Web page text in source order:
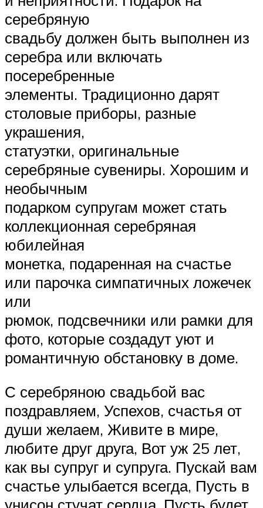
серебряную
свадьбу должен быть выполнен из
серебра или включать
посеребренные
элементы. Традиционно дарят
столовые приборы, разные
украшения,
статуэтки, оригинальные
серебряные сувениры. Хорошим и
необычным
подарком супругам может стать
коллекционная серебряная
юбилейная
монетка, подаренная на счастье
или парочка симпатичных ложечек
или
рюмок, подсвечники или рамки для
фото, которые создадут уют и
романтичную обстановку в доме.
С серебряною свадьбой вас
поздравляем, Успехов, счастья от
души желаем, Живите в мире,
любите друг друга, Вот уж 25 лет,
как вы супруг и супруга. Пускай вам
счастье улыбается всегда, Пусть в
унисон стучат сердца, Пусть будет